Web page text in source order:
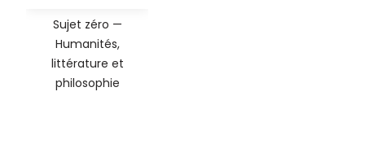
Sujet zéro —
Humanités,
littérature et
philosophie